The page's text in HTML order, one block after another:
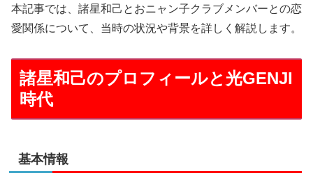
本記事では、諸星和己とおニャン子クラブメンバーとの恋
愛関係について、当時の状況や背景を詳しく解説します。
諸星和己のプロフィールと光GENJI
時代
基本情報